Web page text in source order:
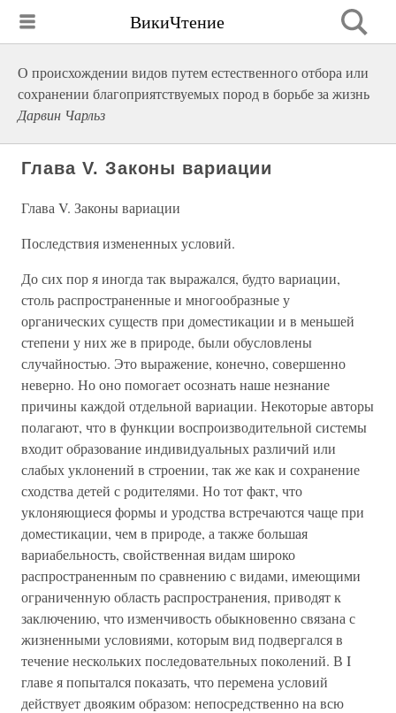
ВикиЧтение
О происхождении видов путем естественного отбора или
сохранении благоприятствуемых пород в борьбе за жизнь
Дарвин Чарльз
Глава V. Законы вариации
Глава V. Законы вариации
Последствия измененных условий.
До сих пор я иногда так выражался, будто вариации,
столь распространенные и многообразные у
органических существ при доместикации и в меньшей
степени у них же в природе, были обусловлены
случайностью. Это выражение, конечно, совершенно
неверно. Но оно помогает осознать наше незнание
причины каждой отдельной вариации. Некоторые авторы
полагают, что в функции воспроизводительной системы
входит образование индивидуальных различий или
слабых уклонений в строении, так же как и сохранение
сходства детей с родителями. Но тот факт, что
уклоняющиеся формы и уродства встречаются чаще при
доместикации, чем в природе, а также большая
вариабельность, свойственная видам широко
распространенным по сравнению с видами, имеющими
ограниченную область распространения, приводят к
заключению, что изменчивость обыкновенно связана с
жизненными условиями, которым вид подвергался в
течение нескольких последовательных поколений. В I
главе я попытался показать, что перемена условий
действует двояким образом: непосредственно на всю